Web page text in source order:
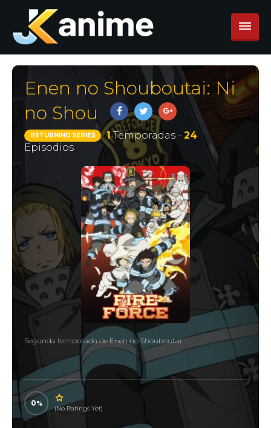
Enen no Shouboutai: Ni
no Shou
RETURNING SERIES 1Temporadas - 24
Episodios
Segunda temporada de Enen no Shouboutai
0
(No Ratings Yet)